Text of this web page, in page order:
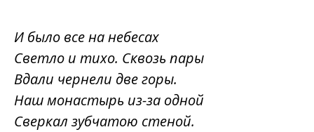
И было все на небесах
Светло и тихо. Сквозь пары
Вдали чернели две горы.
Наш монастырь из-за одной
Сверкал зубчатою стеной.